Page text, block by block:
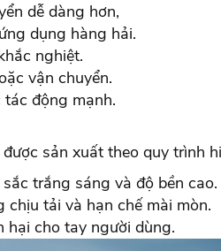
dễ dàng hơn,
dụng hàng hải.
nghiệt.
vận chuyển.
động mạnh.
sản xuất theo quy trình
trắng sáng và độ bền cao.
tải và hạn chế mài mòn.
hại cho tay người dùng.